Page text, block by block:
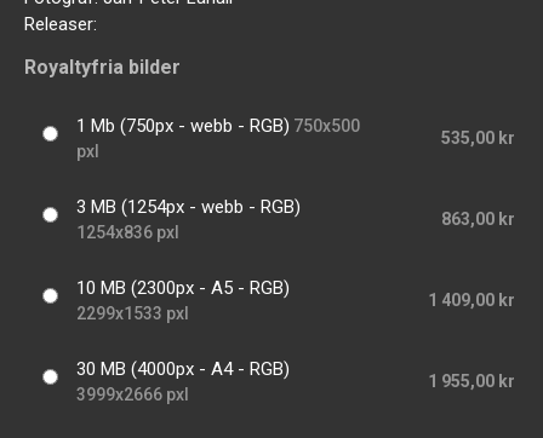
Releaser:
Royaltyfria bilder
1 Mb (750px - webb - RGB) 750x500
pxl
535,00 kr
3 MB (1254px - webb - RGB)
1254x836 pxl
863,00 kr
10 MB (2300px - A5 - RGB)
2299x1533 pxl
1 409,00 kr
30 MB (4000px - A4 - RGB)
3999x2666 pxl
1 955,00 kr